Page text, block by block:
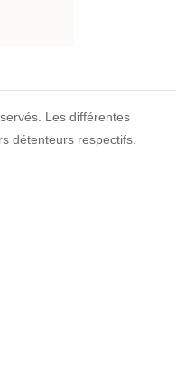
Les différentes
détenteurs respectifs.